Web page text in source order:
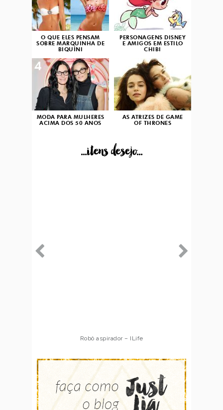
O QUE ELES PENSAM
SOBRE MARQUINHA DE
BIQUÍNI
PERSONAGENS DISNEY
E AMIGOS EM ESTILO
CHIBI
MODA PARA MULHERES
ACIMA DOS 50 ANOS
4
AS ATRIZES DE GAME
OF THRONES
...itens desejo...
Robô aspirador – ILife